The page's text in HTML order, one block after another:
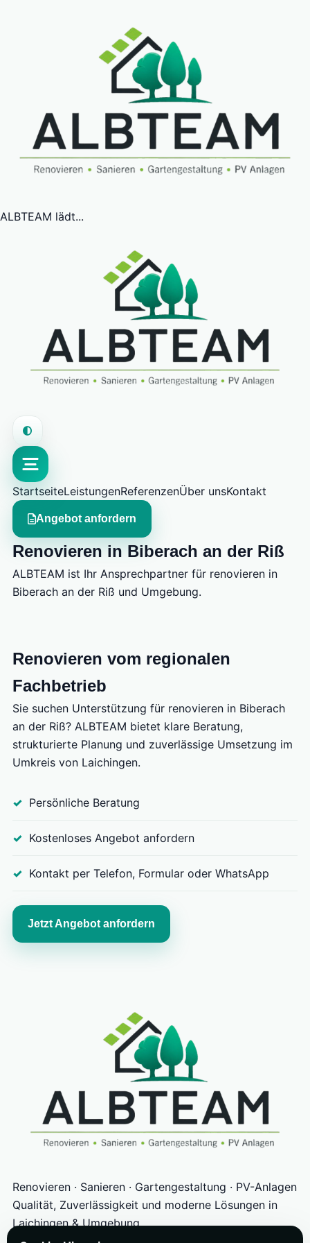
ALBTEAM lädt...
StartseiteLeistungenReferenzenÜber unsKontakt
Angebot anfordern
Renovieren in Biberach an der Riß
ALBTEAM ist Ihr Ansprechpartner für renovieren in
Biberach an der Riß und Umgebung.
Renovieren vom regionalen
Fachbetrieb
Sie suchen Unterstützung für renovieren in Biberach
an der Riß? ALBTEAM bietet klare Beratung,
strukturierte Planung und zuverlässige Umsetzung im
Umkreis von Laichingen.
Persönliche Beratung
Kostenloses Angebot anfordern
Kontakt per Telefon, Formular oder WhatsApp
Jetzt Angebot anfordern
Renovieren · Sanieren · Gartengestaltung · PV-Anlagen
Qualität, Zuverlässigkeit und moderne Lösungen in
Laichingen & Umgebung.